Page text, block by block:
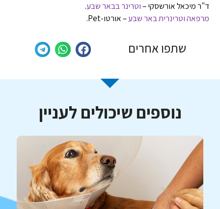
ד"ר מיכאל אורשסקי –וטרינר בבאר שבע.
מרפאה וטרינרית באר שבע– אורטו-Pet.
שתפו אחרים
נוספים שיכולים לעניין